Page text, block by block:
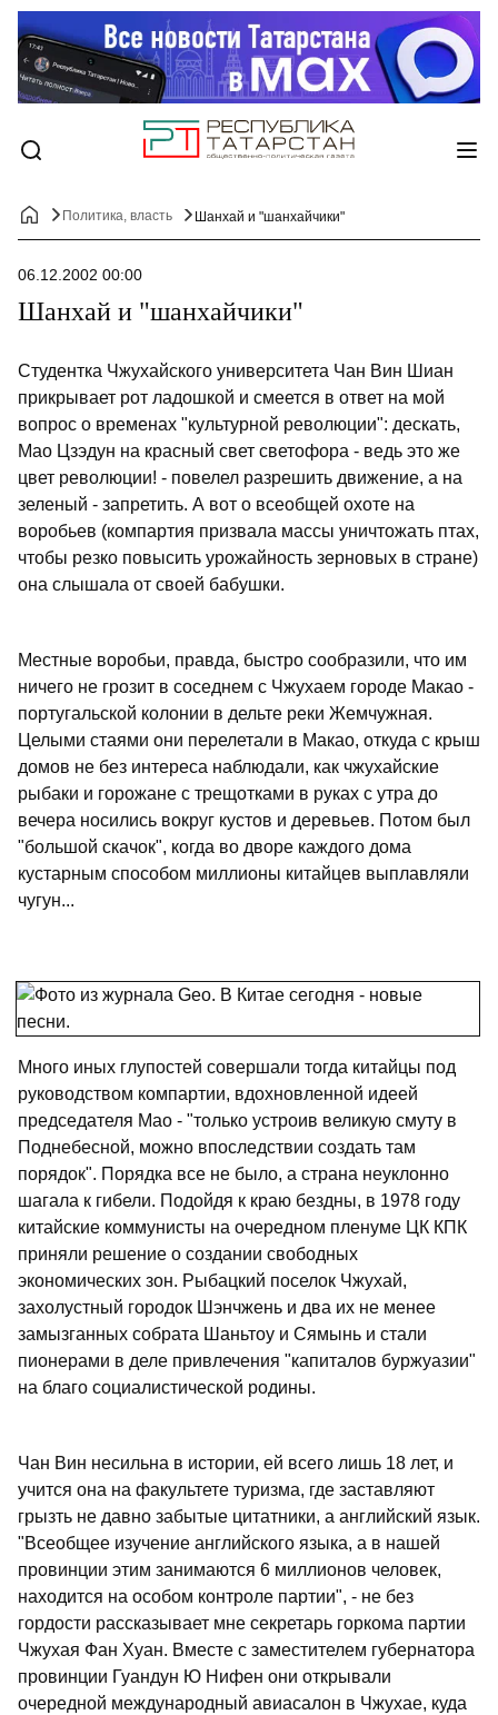
Политика, власть Шанхай и "шанхайчики"
06.12.2002 00:00
Шанхай и "шанхайчики"
Студентка Чжухайского университета Чан Вин Шиан
прикрывает рот ладошкой и смеется в ответ на мой
вопрос о временах "культурной революции": дескать,
Мао Цзэдун на красный свет светофора - ведь это же
цвет революции! - повелел разрешить движение, а на
зеленый - запретить. А вот о всеобщей охоте на
воробьев (компартия призвала массы уничтожать птах,
чтобы резко повысить урожайность зерновых в стране)
она слышала от своей бабушки.
Местные воробьи, правда, быстро сообразили, что им
ничего не грозит в соседнем с Чжухаем городе Макао -
португальской колонии в дельте реки Жемчужная.
Целыми стаями они перелетали в Макао, откуда с крыш
домов не без интереса наблюдали, как чжухайские
рыбаки и горожане с трещотками в руках с утра до
вечера носились вокруг кустов и деревьев. Потом был
"большой скачок", когда во дворе каждого дома
кустарным способом миллионы китайцев выплавляли
чугун...
Много иных глупостей совершали тогда китайцы под
руководством компартии, вдохновленной идеей
председателя Мао - "только устроив великую смуту в
Поднебесной, можно впоследствии создать там
порядок". Порядка все не было, а страна неуклонно
шагала к гибели. Подойдя к краю бездны, в 1978 году
китайские коммунисты на очередном пленуме ЦК КПК
приняли решение о создании свободных
экономических зон. Рыбацкий поселок Чжухай,
захолустный городок Шэнчжень и два их не менее
замызганных собрата Шаньтоу и Сямынь и стали
пионерами в деле привлечения "капиталов буржуазии"
на благо социалистической родины.
Чан Вин несильна в истории, ей всего лишь 18 лет, и
учится она на факультете туризма, где заставляют
грызть не давно забытые цитатники, а английский язык.
"Всеобщее изучение английского языка, а в нашей
провинции этим занимаются 6 миллионов человек,
находится на особом контроле партии", - не без
гордости рассказывает мне секретарь горкома партии
Чжухая Фан Хуан. Вместе с заместителем губернатора
провинции Гуандун Ю Нифен они открывали
очередной международный авиасалон в Чжухае, куда